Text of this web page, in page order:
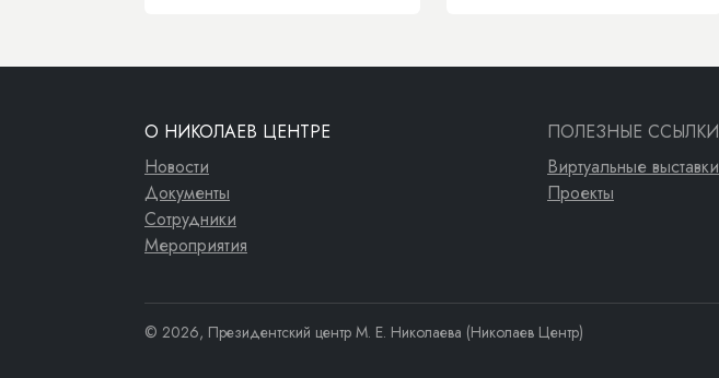
О НИКОЛАЕВ ЦЕНТРЕ
Новости
Документы
Сотрудники
Мероприятия
ПОЛЕЗНЫЕ ССЫЛКИ
Виртуальные выставки
Проекты
© 2026, Президентский центр М. Е. Николаева (Николаев Центр)